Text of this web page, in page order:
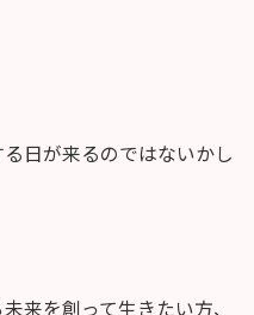
日が来るのではないかし
来を創って生きたい方、